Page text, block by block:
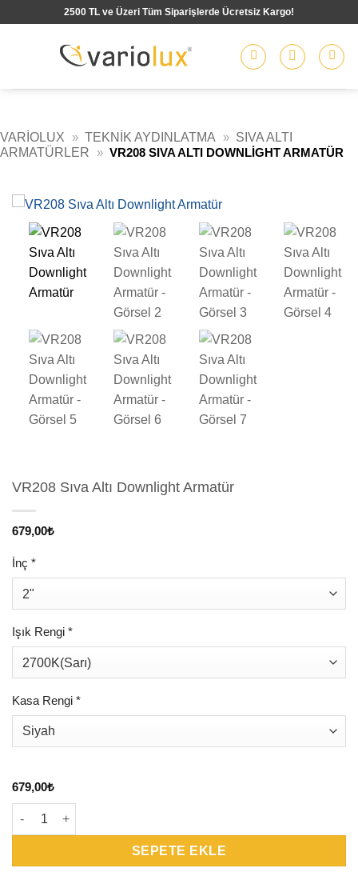
2500 TL ve Üzeri Tüm Siparişlerde Ücretsiz Kargo!
VARIOLUX » TEKNIK AYDINLATMA » SIVA ALTI
ARMATÜRLER
» VR208 SIVA ALTI DOWNLIGHT ARMATÜR
VR208 Sıva Altı Downlight Armatür
679,00₺
İnç *
Işık Rengi *
Kasa Rengi *
679,00₺
VR208 Sıva Altı Downlight Armatür adet
SEPETE EKLE